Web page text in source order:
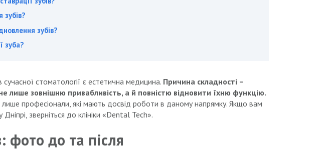
зубів?
зубів?
зуба?
стоматології є естетична медицина. Причина складності –
лише зовнішню привабливість, а й повністю відновити їхню функцію.
професіонали, які мають досвід роботи в даному напрямку. Якщо вам
Дніпрі, зверніться до клініки «Dental Tech».
фото до та після